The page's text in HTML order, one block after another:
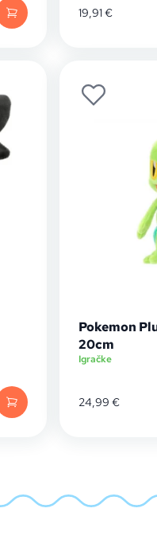
19,91€
Pokemon
20cm
Igračke
24,99 €